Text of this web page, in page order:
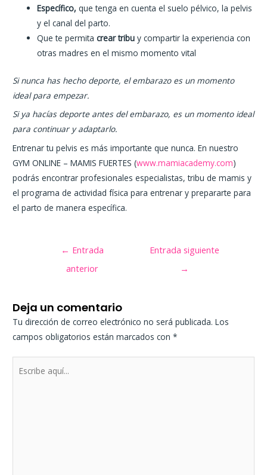
Específico, que tenga en cuenta el suelo pélvico, la pelvis
y el canal del parto.
Que te permitacrear tribuy compartir la experiencia con
otras madres en el mismo momento vital
Si nunca has hecho deporte, el embarazo es un momento
ideal para empezar.
Si ya hacías deporte antes del embarazo, es un momento ideal
para continuar y adaptarlo.
Entrenar tu pelvis es más importante que nunca. En nuestro
GYM ONLINE – MAMIS FUERTES (www.mamiacademy.com)
podrás encontrar profesionales especialistas, tribu de mamis y
el programa de actividad física para entrenar y prepararte para
el parto de manera específica.
← Entrada
anterior
Entrada siguiente
→
Deja un comentario
Tu dirección de correo electrónico no será publicada. Los
campos obligatorios están marcados con*